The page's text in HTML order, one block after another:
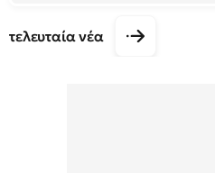
τελευταία νέα